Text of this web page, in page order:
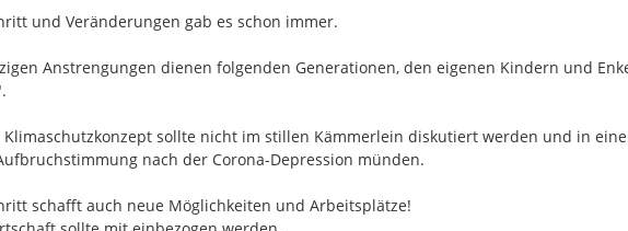
und Veränderungen gab es schon immer.
Anstrengungen dienen folgenden Generationen, den eigenen Kindern und
Klimaschutzkonzept sollte nicht im stillen Kämmerlein diskutiert werden und in
nach der Corona-Depression münden.
schafft auch neue Möglichkeiten und Arbeitsplätze!